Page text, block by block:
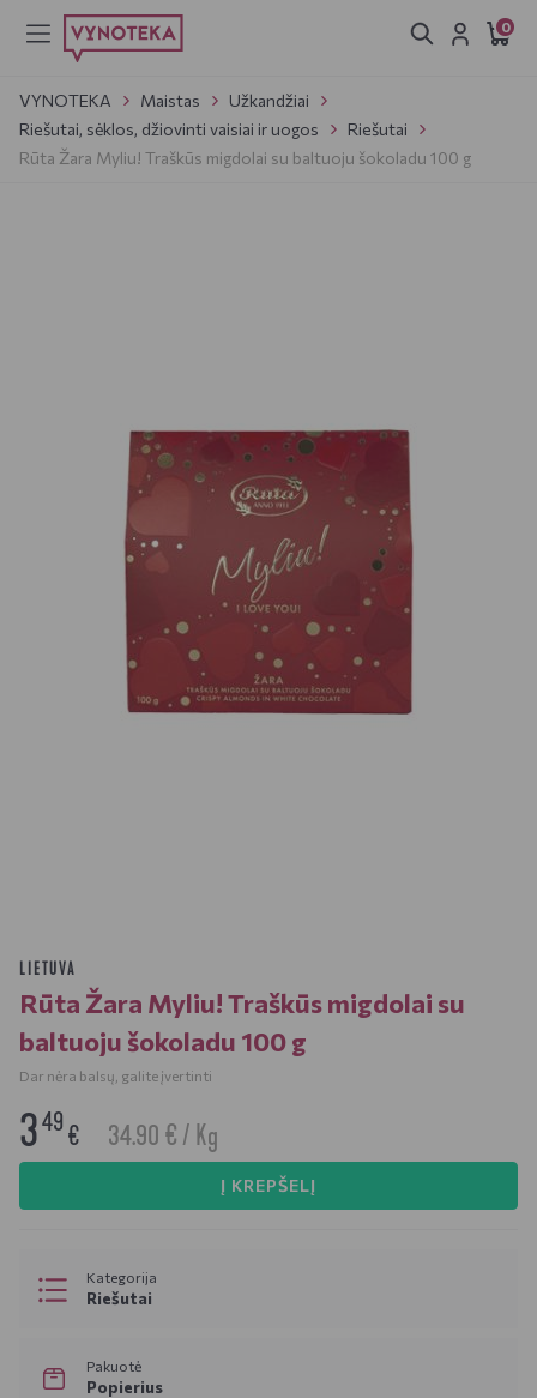
0
VYNOTEKA Maistas
Užkandžiai
Riešutai, sėklos, džiovinti vaisiai ir uogos
Riešutai
Rūta Žara Myliu! Traškūs migdolai su baltuoju šokoladu 100 g
LIETUVA
Rūta Žara Myliu! Traškūs migdolai su
baltuoju šokoladu 100 g
Dar nėra balsų, galite įvertinti
349€ 34.90 € / Kg
Į KREPŠELĮ
Kategorija
Riešutai
Pakuotė
Popierius